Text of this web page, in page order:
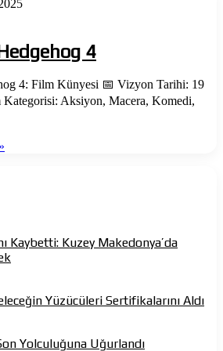
4
4: Film Künyesi 📅 Vizyon Tarihi: 19
Aksiyon, Macera, Komedi,
Kaybetti: Kuzey Makedonya’da
Yüzücüleri Sertifikalarını Aldı
Yolculuğuna Uğurlandı